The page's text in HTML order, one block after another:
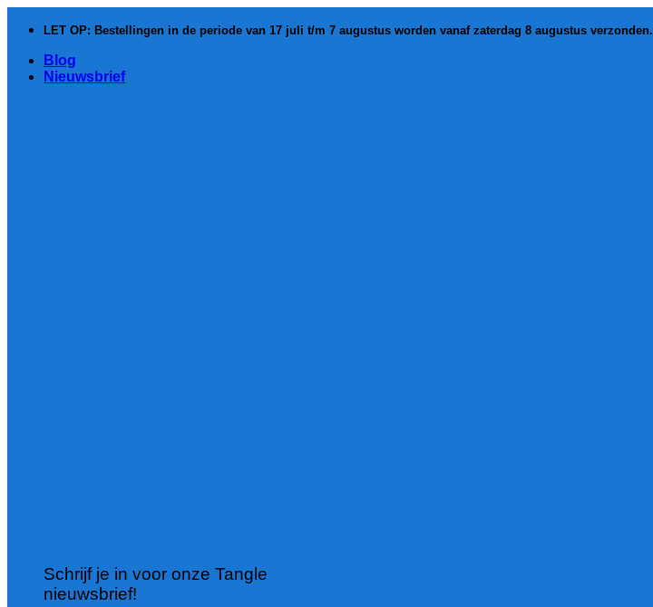
naar
LET OP: Bestellingen in de periode van 17 juli t/m 7 augustus worden vanaf zaterdag 8 augustus verzonden.
Blog
Nieuwsbrief
Schrijf je in voor onze Tangle
nieuwsbrief!